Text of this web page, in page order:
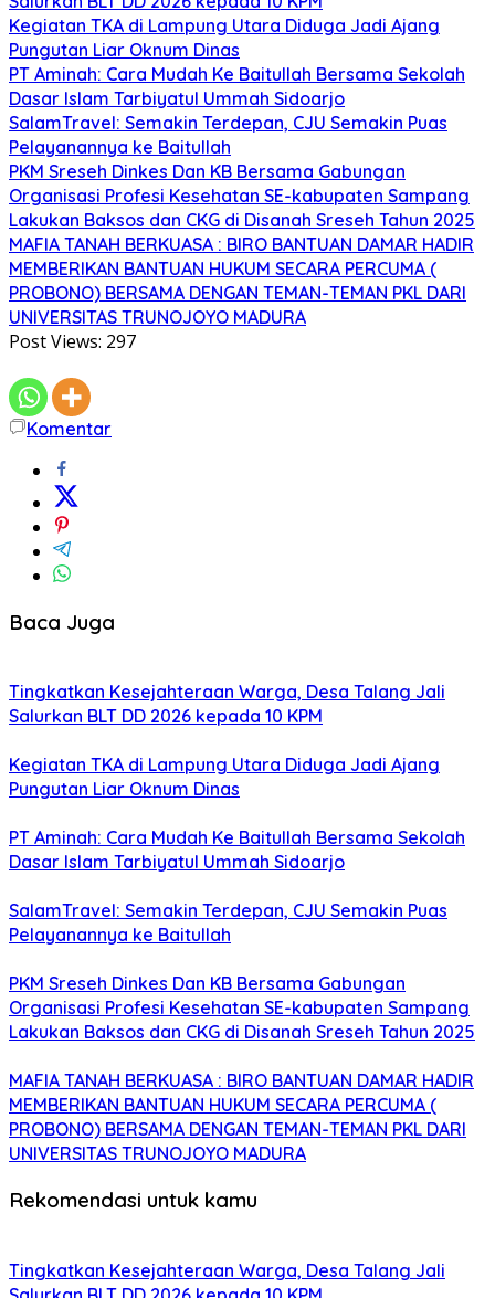
Kegiatan TKA di Lampung Utara Diduga Jadi Ajang
Pungutan Liar Oknum Dinas
PT Aminah: Cara Mudah Ke Baitullah Bersama Sekolah
Dasar Islam Tarbiyatul Ummah Sidoarjo
SalamTravel: Semakin Terdepan, CJU Semakin Puas
Pelayanannya ke Baitullah
PKM Sreseh Dinkes Dan KB Bersama Gabungan
Organisasi Profesi Kesehatan SE-kabupaten Sampang
Lakukan Baksos dan CKG di Disanah Sreseh Tahun 2025
MAFIA TANAH BERKUASA : BIRO BANTUAN DAMAR HADIR
MEMBERIKAN BANTUAN HUKUM SECARA PERCUMA (
PROBONO) BERSAMA DENGAN TEMAN-TEMAN PKL DARI
UNIVERSITAS TRUNOJOYO MADURA
Post Views: 297
Komentar
Baca Juga
Tingkatkan Kesejahteraan Warga, Desa Talang Jali
Salurkan BLT DD 2026 kepada 10 KPM
Kegiatan TKA di Lampung Utara Diduga Jadi Ajang
Pungutan Liar Oknum Dinas
PT Aminah: Cara Mudah Ke Baitullah Bersama Sekolah
Dasar Islam Tarbiyatul Ummah Sidoarjo
SalamTravel: Semakin Terdepan, CJU Semakin Puas
Pelayanannya ke Baitullah
PKM Sreseh Dinkes Dan KB Bersama Gabungan
Organisasi Profesi Kesehatan SE-kabupaten Sampang
Lakukan Baksos dan CKG di Disanah Sreseh Tahun 2025
MAFIA TANAH BERKUASA : BIRO BANTUAN DAMAR HADIR
MEMBERIKAN BANTUAN HUKUM SECARA PERCUMA (
PROBONO) BERSAMA DENGAN TEMAN-TEMAN PKL DARI
UNIVERSITAS TRUNOJOYO MADURA
Rekomendasi untuk kamu
Tingkatkan Kesejahteraan Warga, Desa Talang Jali